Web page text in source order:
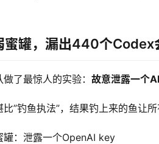
蜜罐，漏出440个Codex
了最惊人的实验： 故意泄露一个
比”钓鱼执法”，结果钓上来的鱼让
罐：泄露一个OpenAI key